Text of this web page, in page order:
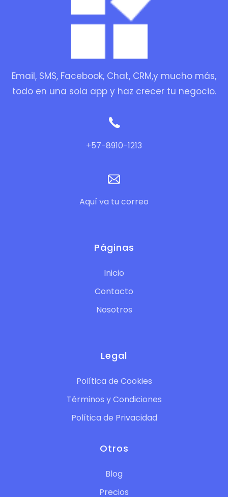
Email, SMS, Facebook, Chat, CRM,y mucho más,
todo en una sola app y haz crecer tu negocio.
+57-8910-1213
Aquí va tu correo
Páginas
Inicio
Contacto
Nosotros
Legal
Política de Cookies
Términos y Condiciones
Política de Privacidad
Otros
Blog
Precios